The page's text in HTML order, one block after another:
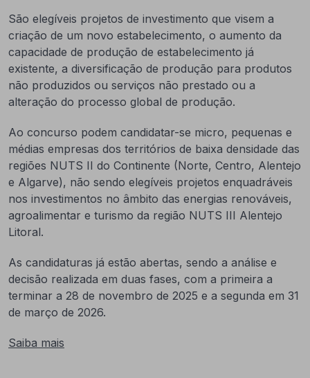
São elegíveis projetos de investimento que visem a
criação de um novo estabelecimento, o aumento da
capacidade de produção de estabelecimento já
existente, a diversificação de produção para produtos
não produzidos ou serviços não prestado ou a
alteração do processo global de produção.
Ao concurso podem candidatar-se micro, pequenas e
médias empresas dos territórios de baixa densidade das
regiões NUTS II do Continente (Norte, Centro, Alentejo
e Algarve), não sendo elegíveis projetos enquadráveis
nos investimentos no âmbito das energias renováveis,
agroalimentar e turismo da região NUTS III Alentejo
Litoral.
As candidaturas já estão abertas, sendo a análise e
decisão realizada em duas fases, com a primeira a
terminar a 28 de novembro de 2025 e a segunda em 31
de março de 2026.
Saiba mais